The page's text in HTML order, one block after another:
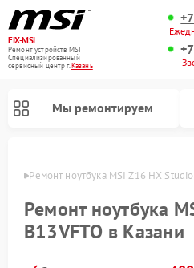
FIX-MSI
Ремонт устройств MSI
Специализированный
cервисный центр г.Казань
Мы ремонтируем
Ремонт ноутбука MSI Z16 HX
Ремонт ноутбука
B13VFTO в Казани